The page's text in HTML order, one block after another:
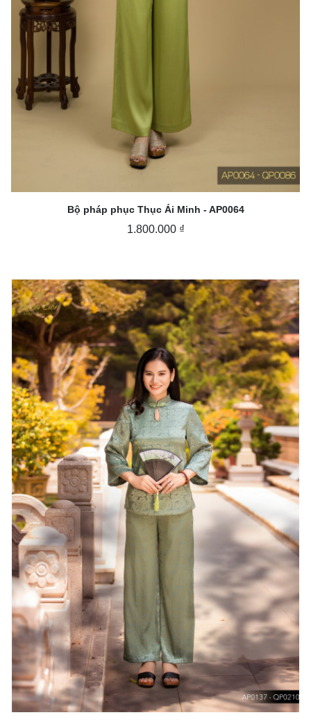
Bộ pháp phục Thục Ái Minh - AP0064
1.800.000 ₫